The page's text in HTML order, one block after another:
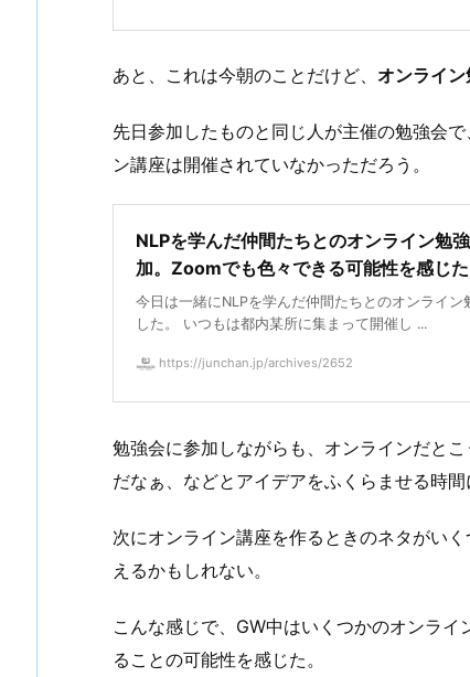
あと、これは今朝のことだけど、 オンライ
先日参加したものと同じ人が主催の勉強会
ン講座は開催されていなかっただろう。
NLPを学んだ仲間たちとのオンライン勉
加。Zoomでも色々できる可能性を感じた
今日は一緒にNLPを学んだ仲間たちとのオンライン
した。 いつもは都内某所に集まって開催し ...
https://junchan.jp/archives/2652
勉強会に参加しながらも、オンラインだと
だなぁ、などとアイデアをふくらませる時間
次にオンライン講座を作るときのネタがい
えるかもしれない。
こんな感じで、GW中はいくつかのオンラ
ることの可能性を感じた。